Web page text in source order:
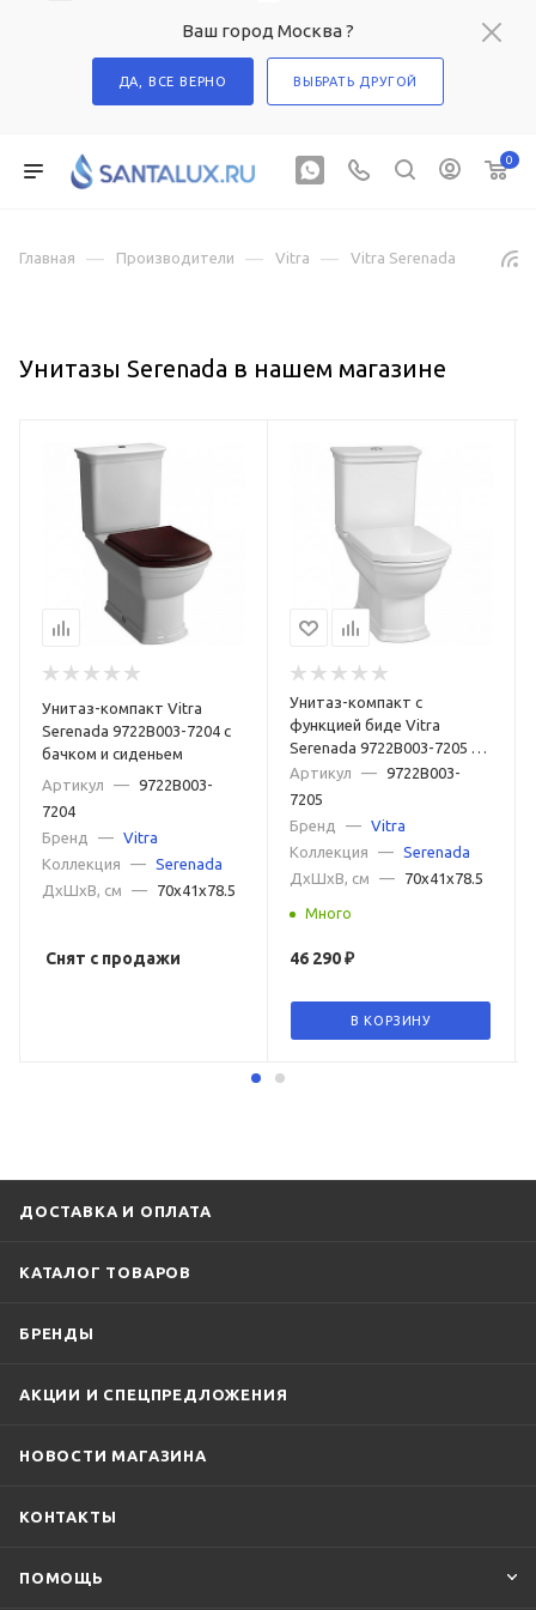
Ваш город Москва ?
ДА, ВСЕ ВЕРНО ВЫБРАТЬ ДРУГОЙ
0
Главная — Производители — Vitra — Vitra Serenada
Унитазы Serenada в нашем магазине
Унитаз-компакт Vitra
Serenada 9722B003-7204 с
бачком и сиденьем
Артикул
— 9722B003-
7204
Бренд
— Vitra
Коллекция
— Serenada
ДxШxВ, см
— 70x41x78.5
Снят с продажи
Унитаз-компакт с
функцией биде Vitra
Serenada 9722B003-7205 с
бачком и сиденьем
микролифт
Артикул — 9722B003-
7205
Бренд
— Vitra
Коллекция
— Serenada
ДxШxВ, см
— 70x41x78.5
Много
46 290₽
В КОРЗИНУ
ДОСТАВКА И ОПЛАТА
КАТАЛОГ ТОВАРОВ
БРЕНДЫ
АКЦИИ И СПЕЦПРЕДЛОЖЕНИЯ
НОВОСТИ МАГАЗИНА
КОНТАКТЫ
ПОМОЩЬ